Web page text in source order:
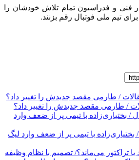
فنی و فدراسیون تمام تلاش خودشان را
تیم ملی فوتبال رقم بزنند.
/ طارمی مقصد جدیدش را تغییر داد؟
با تیمی پر از ضعف وارد لیگ